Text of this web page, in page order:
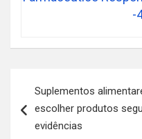
-
de
Post
Suplementos
escolher produtos
evidências